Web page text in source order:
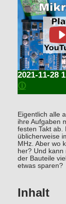
2021-11-28
🛈
Eigentlich alle
ihre Aufgaben
festen Takt ab.
üblicherweise
MHz. Aber wo
her? Und kann
der Bauteile
etwas sparen?
Inhalt